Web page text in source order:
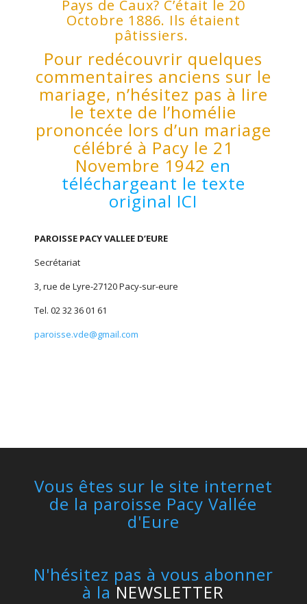
Pays de Caux? C’était le 20
Octobre 1886. Ils étaient
pâtissiers.
Pour redécouvrir quelques
commentaires anciens sur le
mariage, n’hésitez pas à lire
le texte de l’homélie
prononcée lors d’un mariage
célébré à Pacy le 21
Novembre 1942 en
téléchargeant le texte
original ICI
PAROISSE PACY VALLEE D’EURE
Secrétariat
3, rue de Lyre-27120 Pacy-sur-eure
Tel. 02 32 36 01 61
paroisse.vde@gmail.com
Vous êtes sur le site internet
de la paroisse Pacy Vallée
d'Eure
N'hésitez pas à vous abonner
à laNEWSLETTER